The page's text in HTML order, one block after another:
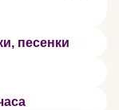
песенки